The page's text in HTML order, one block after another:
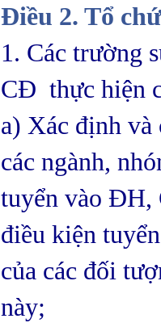
Điều 2. Tổ
1. Các trường
CĐ thực hiện
a) Xác định và
các ngành,
tuyển vào ĐH,
điều kiện
của các đối
này;